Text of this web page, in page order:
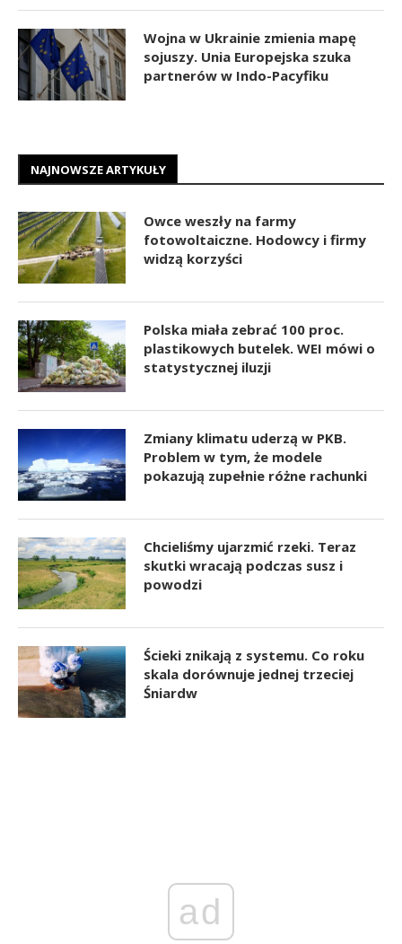
Wojna w Ukrainie zmienia mapę
sojuszy. Unia Europejska szuka
partnerów w Indo-Pacyfiku
NAJNOWSZE ARTYKUŁY
Owce weszły na farmy
fotowoltaiczne. Hodowcy i firmy
widzą korzyści
Polska miała zebrać 100 proc.
plastikowych butelek. WEI mówi o
statystycznej iluzji
Zmiany klimatu uderzą w PKB.
Problem w tym, że modele
pokazują zupełnie różne rachunki
Chcieliśmy ujarzmić rzeki. Teraz
skutki wracają podczas susz i
powodzi
Ścieki znikają z systemu. Co roku
skala dorównuje jednej trzeciej
Śniardw
ad